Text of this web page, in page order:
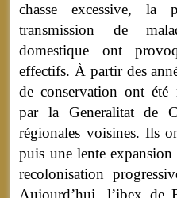
chasse excessive, la
transmission de
domestique ont
effectifs. À partir des
de conservation ont été
par la Generalitat de
régionales voisines. Ils
puis une lente
recolonisation